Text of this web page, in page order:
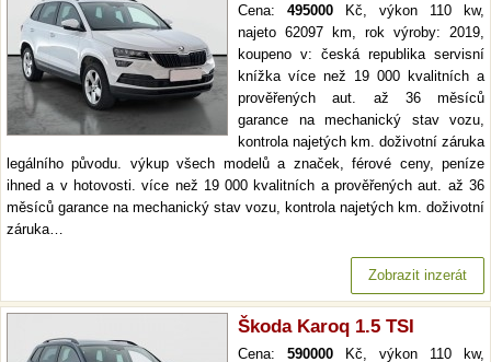
Cena: 495000 Kč, výkon 110 kw,
najeto 62097 km, rok výroby: 2019,
koupeno v: česká republika servisní
knížka více než 19 000 kvalitních a
prověřených aut. až 36 měsíců
garance na mechanický stav vozu,
kontrola najetých km. doživotní záruka
legálního původu. výkup všech modelů a značek, férové ceny, peníze
ihned a v hotovosti. více než 19 000 kvalitních a prověřených aut. až 36
měsíců garance na mechanický stav vozu, kontrola najetých km. doživotní
záruka…
Zobrazit inzerát
Škoda Karoq 1.5 TSI
Cena: 590000 Kč, výkon 110 kw,